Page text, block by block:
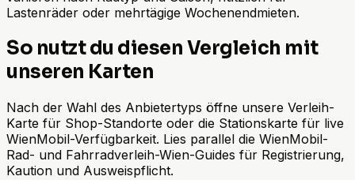
Lastenräder oder mehrtägige Wochenendmieten.
So nutzt du diesen Vergleich mit
unseren Karten
Nach der Wahl des Anbietertyps öffne unsere Verleih-
Karte für Shop-Standorte oder die Stationskarte für live
WienMobil-Verfügbarkeit. Lies parallel die WienMobil-
Rad- und Fahrradverleih-Wien-Guides für Registrierung,
Kaution und Ausweispflicht.